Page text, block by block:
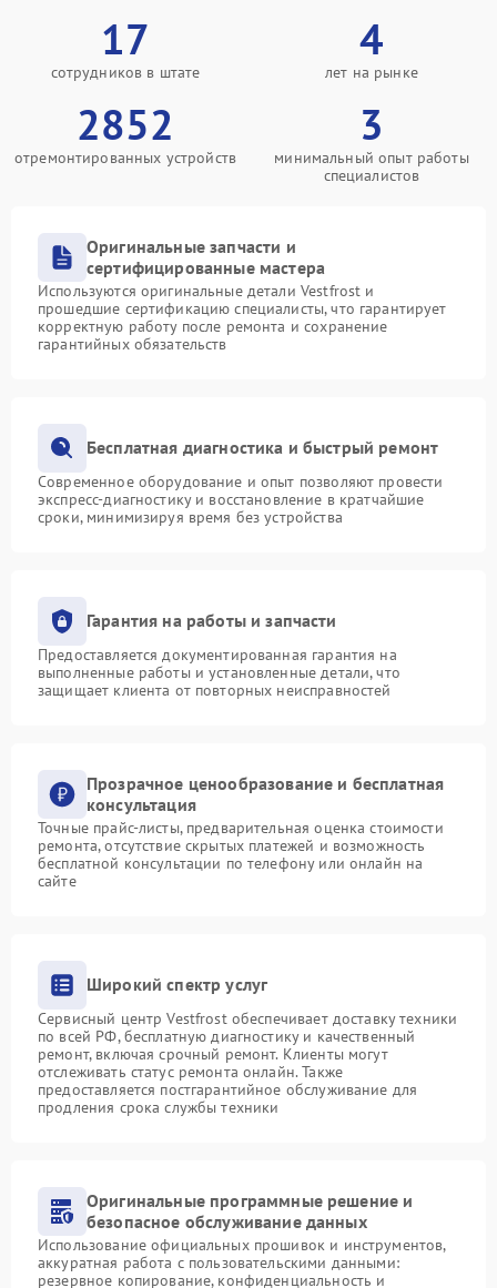
17
сотрудников в штате
4
лет на рынке
2852
отремонтированных устройств
3
минимальный опыт работы
специалистов
Оригинальные запчасти и
сертифицированные мастера
Используются оригинальные детали Vestfrost и
прошедшие сертификацию специалисты, что гарантирует
корректную работу после ремонта и сохранение
гарантийных обязательств
Бесплатная диагностика и быстрый ремонт
Современное оборудование и опыт позволяют провести
экспресс-диагностику и восстановление в кратчайшие
сроки, минимизируя время без устройства
Гарантия на работы и запчасти
Предоставляется документированная гарантия на
выполненные работы и установленные детали, что
защищает клиента от повторных неисправностей
Прозрачное ценообразование и бесплатная
консультация
Точные прайс-листы, предварительная оценка стоимости
ремонта, отсутствие скрытых платежей и возможность
бесплатной консультации по телефону или онлайн на
сайте
Широкий спектр услуг
Сервисный центр Vestfrost обеспечивает доставку техники
по всей РФ, бесплатную диагностику и качественный
ремонт, включая срочный ремонт. Клиенты могут
отслеживать статус ремонта онлайн. Также
предоставляется постгарантийное обслуживание для
продления срока службы техники
Оригинальные программные решение и
безопасное обслуживание данных
Использование официальных прошивок и инструментов,
аккуратная работа с пользовательскими данными:
резервное копирование, конфиденциальность и